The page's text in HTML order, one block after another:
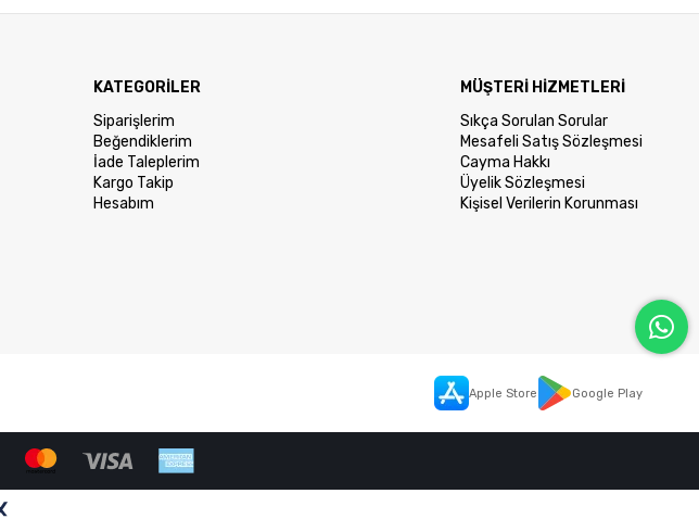
KATEGORİLER
Siparişlerim
Beğendiklerim
İade Taleplerim
Kargo Takip
Hesabım
MÜŞTERİ HİZMETLERİ
Sıkça Sorulan Sorular
Mesafeli Satış Sözleşmesi
Cayma Hakkı
Üyelik Sözleşmesi
Kişisel Verilerin Korunması
Apple Store Google Play